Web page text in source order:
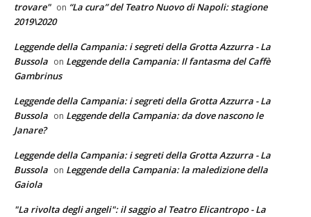
trovare" on “La cura” del Teatro Nuovo di Napoli: stagione
2019\2020
Leggende della Campania: i segreti della Grotta Azzurra - La
Bussola on Leggende della Campania: Il fantasma del Caffè
Gambrinus
Leggende della Campania: i segreti della Grotta Azzurra - La
Bussola on Leggende della Campania: da dove nascono le
Janare?
Leggende della Campania: i segreti della Grotta Azzurra - La
Bussola on Leggende della Campania: la maledizione della
Gaiola
"La rivolta degli angeli": il saggio al Teatro Elicantropo - La